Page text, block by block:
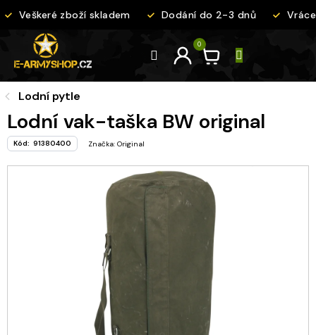
na
Veškeré zboží skladem Dodání do 2-3 dnů
Lodní pytle
Lodní vak-taška BW original
Kód: 91380400 Značka: Original